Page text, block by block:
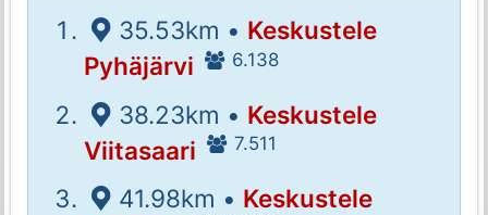
35.53km • Keskustele
Pyhäjärvi
6.138
38.23km • Keskustele
Viitasaari
7.511
41.98km • Keskustele